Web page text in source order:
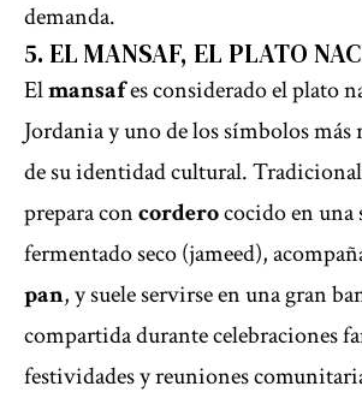
demanda.
5. EL MANSAF, EL PLATO
Elmansafes considerado el plato
Jordania y uno de los símbolos más
de su identidad cultural.
prepara concorderococido en una
fermentado seco (jameed),
pan, y suele servirse en una gran
compartida durante celebraciones
festividades y reuniones